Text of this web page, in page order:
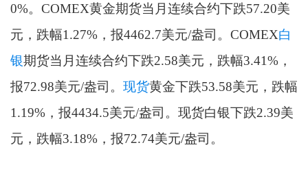
0%。COMEX黄金期货当月连续合约下跌57.20美
元，跌幅1.27%，报4462.7美元/盎司。COMEX白
银期货当月连续合约下跌2.58美元，跌幅3.41%，
报72.98美元/盎司。 现货黄金下跌53.58美元，跌幅
1.19%，报4434.5美元/盎司。现货白银下跌2.39美
元，跌幅3.18%，报72.74美元/盎司。